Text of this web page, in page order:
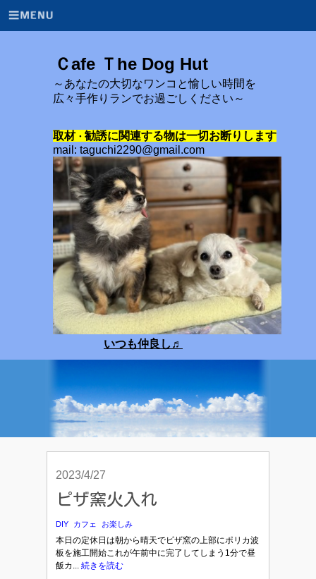
Ｃafe Ｔhe Dog Hut
～あなたの大切なワンコと愉しい時間を
広々手作りランでお過ごしください～
取材・ 勧誘に関連する物は一切お断りします
mail: taguchi2290@gmail.com
いつも仲良し ♬
2023/4/27
ピザ窯火入れ
DIY カフェ お楽しみ
本日の定休日は朝から晴天でピザ窯の上部にポリカ波
板を施工開始これが午前中に完了してしまう1分で昼
飯カ... 続きを読む